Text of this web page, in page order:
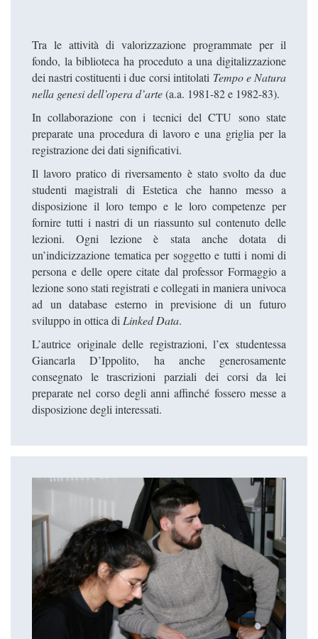
Tra le attività di valorizzazione programmate per il
fondo, la biblioteca ha proceduto a una digitalizzazione
dei nastri costituenti i due corsi intitolati Tempo e Natura
nella genesi dell’opera d’arte(a.a. 1981-82 e 1982-83).
In collaborazione con i tecnici del CTU sono state
preparate una procedura di lavoro e una griglia per la
registrazione dei dati significativi.
Il lavoro pratico di riversamento è stato svolto da due
studenti magistrali di Estetica che hanno messo a
disposizione il loro tempo e le loro competenze per
fornire tutti i nastri di un riassunto sul contenuto delle
lezioni. Ogni lezione è stata anche dotata di
un’indicizzazione tematica per soggetto e tutti i nomi di
persona e delle opere citate dal professor Formaggio a
lezione sono stati registrati e collegati in maniera univoca
ad un database esterno in previsione di un futuro
sviluppo in ottica di Linked Data.
L’autrice originale delle registrazioni, l’ex studentessa
Giancarla D’Ippolito, ha anche generosamente
consegnato le trascrizioni parziali dei corsi da lei
preparate nel corso degli anni affinché fossero messe a
disposizione degli interessati.